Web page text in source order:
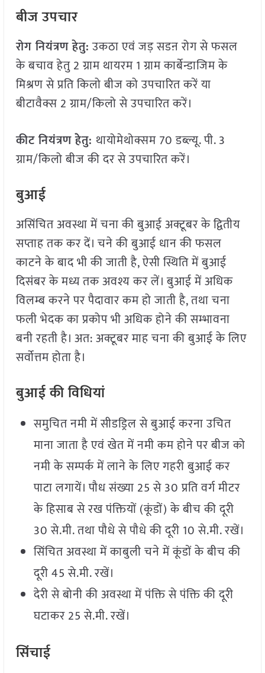
बीज उपचार
रोग नियंत्रण हेतु:उकठा एवं जड़ सडऩ रोग से फसल
के बचाव हेतु 2 ग्राम थायरम 1 ग्राम कार्बेन्डाजिम के
मिश्रण से प्रति किलो बीज को उपचारित करें या
बीटावैक्स 2 ग्राम/किलो से उपचारित करें।
कीट नियंत्रण हेेतु: थायोमेथोक्सम 70 डब्ल्यू. पी. 3
ग्राम/किलो बीज की दर से उपचारित करें।
बुआई
असिंचित अवस्था में चना की बुआई अक्टूबर के द्वितीय
सप्ताह तक कर दें। चने की बुआई धान की फसल
काटने के बाद भी की जाती है, ऐसी स्थिति में बुआई
दिसंबर के मध्य तक अवश्य कर लें। बुआई में अधिक
विलम्ब करने पर पैदावार कम हो जाती है, तथा चना
फली भेदक का प्रकोप भी अधिक होने की सम्भावना
बनी रहती है। अत: अक्टूबर माह चना की बुआई के लिए
सर्वोत्तम होता है।
बुआई की विधियां
समुचित नमी में सीडड्रिल से बुआई करना उचित
माना जाता है एवं खेत में नमी कम होने पर बीज को
नमी के सम्पर्क में लाने के लिए गहरी बुआई कर
पाटा लगायें। पौध संख्या 25 से 30 प्रति वर्ग मीटर
के हिसाब से रख पंक्तियों (कूंडों) के बीच की दूरी
30 से.मी. तथा पौधे से पौधे की दूरी 10 से.मी. रखें।
सिंचित अवस्था में काबुली चने में कूंडों के बीच की
दूरी 45 से.मी. रखें।
देरी से बोनी की अवस्था में पंक्ति से पंक्ति की दूरी
घटाकर 25 से.मी. रखें।
सिंचाई